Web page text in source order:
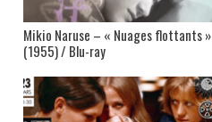
Mikio Naruse – « Nuages flottants »
(1955) / Blu-ray